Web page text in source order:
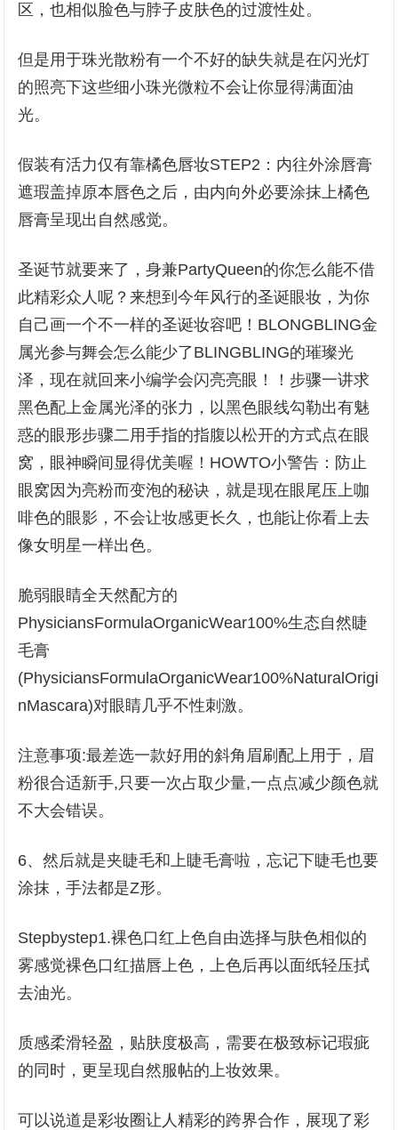
区，也相似脸色与脖子皮肤色的过渡性处。
但是用于珠光散粉有一个不好的缺失就是在闪光灯
的照亮下这些细小珠光微粒不会让你显得满面油
光。
假装有活力仅有靠橘色唇妆STEP2：内往外涂唇膏
遮瑕盖掉原本唇色之后，由内向外必要涂抹上橘色
唇膏呈现出自然感觉。
圣诞节就要来了，身兼PartyQueen的你怎么能不借
此精彩众人呢？来想到今年风行的圣诞眼妆，为你
自己画一个不一样的圣诞妆容吧！BLONGBLING金
属光参与舞会怎么能少了BLINGBLING的璀璨光
泽，现在就回来小编学会闪亮亮眼！！步骤一讲求
黑色配上金属光泽的张力，以黑色眼线勾勒出有魅
惑的眼形步骤二用手指的指腹以松开的方式点在眼
窝，眼神瞬间显得优美喔！HOWTO小警告：防止
眼窝因为亮粉而变泡的秘诀，就是现在眼尾压上咖
啡色的眼影，不会让妆感更长久，也能让你看上去
像女明星一样出色。
脆弱眼睛全天然配方的
PhysiciansFormulaOrganicWear100%生态自然睫
毛膏
(PhysiciansFormulaOrganicWear100%NaturalOrigi
nMascara)对眼睛几乎不性刺激。
注意事项:最差选一款好用的斜角眉刷配上用于，眉
粉很合适新手,只要一次占取少量,一点点减少颜色就
不大会错误。
6、然后就是夹睫毛和上睫毛膏啦，忘记下睫毛也要
涂抹，手法都是Z形。
Stepbystep1.裸色口红上色自由选择与肤色相似的
雾感觉裸色口红描唇上色，上色后再以面纸轻压拭
去油光。
质感柔滑轻盈，贴肤度极高，需要在极致标记瑕疵
的同时，更呈现自然服帖的上妆效果。
可以说道是彩妆圈让人精彩的跨界合作，展现了彩